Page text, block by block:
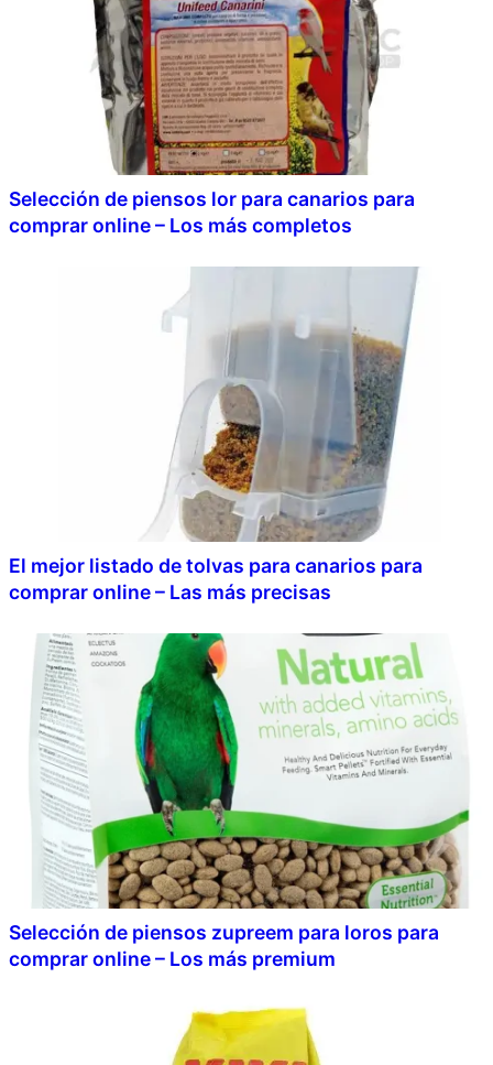
Selección de piensos lor para canarios para
comprar online – Los más completos
El mejor listado de tolvas para canarios para
comprar online – Las más precisas
Selección de piensos zupreem para loros para
comprar online – Los más premium